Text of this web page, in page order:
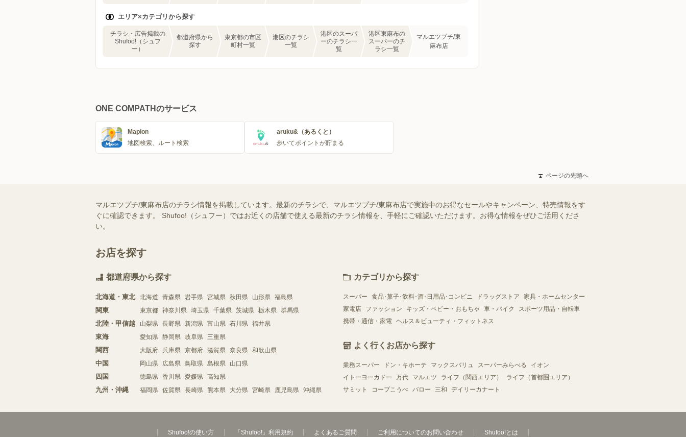
エリア×カテゴリから探す
チラシ・広告掲載の
Shufoo!（シュフ
ー）
都道府県から
探す
東京都の市区
町村一覧
港区のチラシ
一覧
港区のスーパ
ーのチラシ一
覧
港区東麻布の
スーパーのチ
ラシ一覧
マルエツプチ/東
麻布店
ONE COMPATHのサービス
Mapion
地図検索、ルート検索
aruku&（あるくと）
歩いてポイントが貯まる
ページの先頭へ
マルエツプチ/東麻布店のチラシ情報を掲載しています。最新のチラシで、マルエツプチ/東麻布店で実施中のお得なセールやキャンペーン、特売情報をす
ぐに確認できます。 Shufoo!（シュフー）ではお近くの店舗で使える最新のチラシ情報を、手軽にご確認いただけます。お得な情報をぜひご活用くださ
い。
お店を探す
都道府県から探す
北海道・東北 北海道 青森県 岩手県 宮城県 秋田県 山形県 福島県
関東 東京都 神奈川県 埼玉県 千葉県 茨城県 栃木県 群馬県
北陸・甲信越 山梨県 長野県 新潟県 富山県 石川県 福井県
東海 愛知県 静岡県 岐阜県 三重県
関西 大阪府 兵庫県 京都府 滋賀県 奈良県 和歌山県
中国 岡山県 広島県 鳥取県 島根県 山口県
四国 徳島県 香川県 愛媛県 高知県
九州・沖縄 福岡県 佐賀県 長崎県 熊本県 大分県 宮崎県 鹿児島県 沖縄県
カテゴリから探す
スーパー 食品･菓子･飲料･酒･日用品･コンビニ ドラッグストア
家具・ホームセンター
家電店
ファッション キッズ・ベビー・おもちゃ 車・バイク
スポーツ用品・自転車
携帯・通信・家電 ヘルス＆ビューティ・フィットネス
よく行くお店から探す
業務スーパー ドン・キホーテ マックスバリュ スーパーみらべる
イオン
イトーヨーカドー
万代 マルエツ ライフ（関西エリア）
ライフ（首都圏エリア）
サミット
コープこうべ バロー 三和 デイリーカナート
Shufoo!の使い方 「Shufoo!」利用規約 よくあるご質問 ご利用についてのお問い合わせ Shufoo!とは